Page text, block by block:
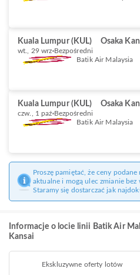
Kuala Lumpur (KUL) Osaka
wt., 29 wrz Bezpośredni
Batik Air Malaysia
Kuala Lumpur (KUL) Osaka
czw., 1 paź Bezpośredni
Batik Air Malaysia
Proszę pamiętać, że ceny
aktualne i mogą ulec zmianie bez
Staramy się dostarczać jak
Informacje o locie linii Batik Air
Kansai
Ekskluzywne oferty lotów